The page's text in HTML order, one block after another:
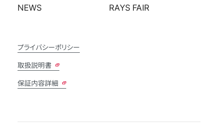
NEWS RAYS FAIR
プライバシーポリシー
取扱説明書
保証内容詳細